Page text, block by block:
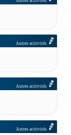
Autres acitivités
Autres acitivités
Autres acitivités